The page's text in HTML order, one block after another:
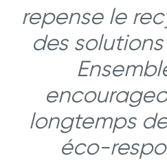
repense le
des
longtemps
éco-